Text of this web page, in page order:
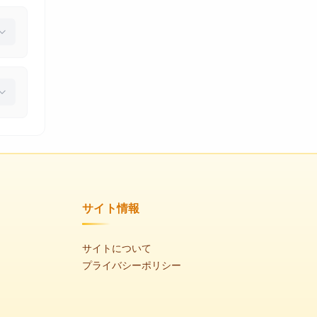
サイト情報
サイトについて
プライバシーポリシー